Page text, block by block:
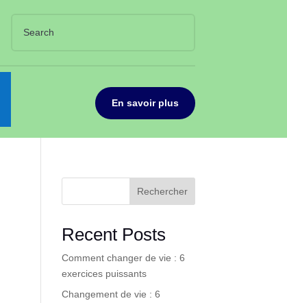
En savoir plus
Rechercher
Recent Posts
Comment changer de vie : 6
exercices puissants
Changement de vie : 6